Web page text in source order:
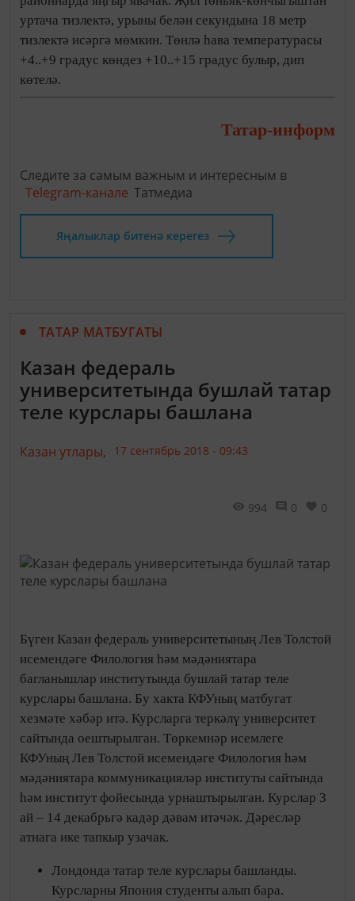
уртача тизлектә, урыны белән секундына 18 метр
тизлектә исәргә мөмкин. Төнлә һава температурасы
+4..+9 градус көндез +10..+15 градус булыр, дип
көтелә.
Татар-информ
Следите за самым важным и интересным в
Telegram-канале Татмедиа
Яңалыклар битенә керегез
ТАТАР МАТБУГАТЫ
Казан федераль
университетында бушлай татар
теле курслары башлана
Казан утлары, 17 сентябрь 2018 - 09:43
994 0 0
Бүген Казан федераль университетының Лев Толстой
исемендәге Филология һәм мәдәниятара
багланышлар институтында бушлай татар теле
курслары башлана. Бу хакта КФУның матбугат
хезмәте хәбәр итә. Курсларга теркәлү университет
сайтында оештырылган. Төркемнәр исемлеге
КФУның Лев Толстой исемендәге Филология һәм
мәдәниятара коммуникацияләр институты сайтында
һәм институт фойесында урнаштырылган. Курслар 3
ай – 14 декабрьгә кадәр дәвам итәчәк. Дәресләр
атнага ике тапкыр узачак.
Лондонда татар теле курслары башланды.
Курсларны Япония студенты алып бара.